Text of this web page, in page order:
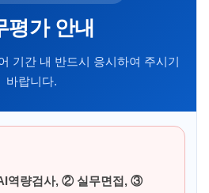
평가 안내
기간 내 반드시 응시하여 주시기
바랍니다.
역량검사, ② 실무면접, ③